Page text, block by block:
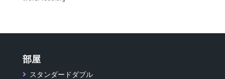
部屋
スタンダードダブル